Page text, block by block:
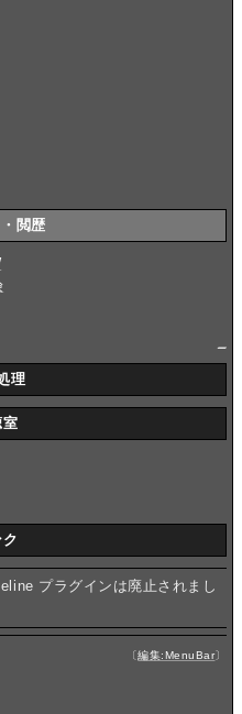
閲歴
理
室
ク
プラグインは廃止されまし
〔編集:MenuBar〕